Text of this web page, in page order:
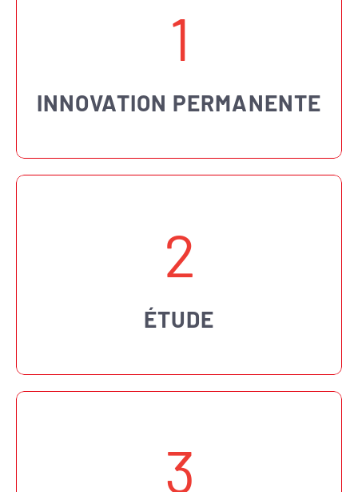
1
INNOVATION PERMANENTE
2
ÉTUDE
3